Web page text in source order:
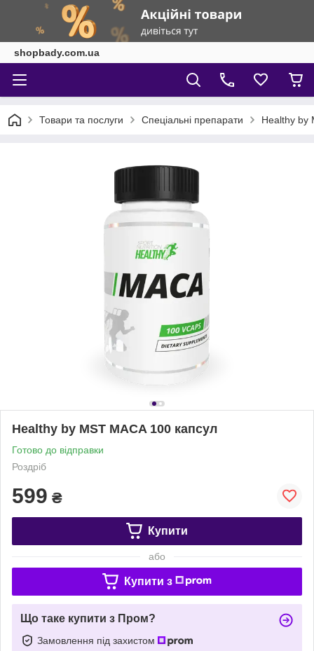
shopbady.com.ua
Товари та послуги Спеціальні препарати Healthy by
Healthy by MST MACA 100 капсул
Готово до відправки
Роздріб
599 ₴
Купити
або
Купити з
Що таке купити з Пром?
Замовлення під захистом